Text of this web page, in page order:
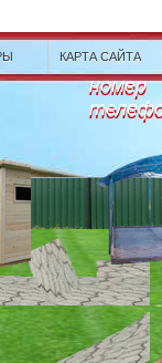
КАРТА САЙТА
номер